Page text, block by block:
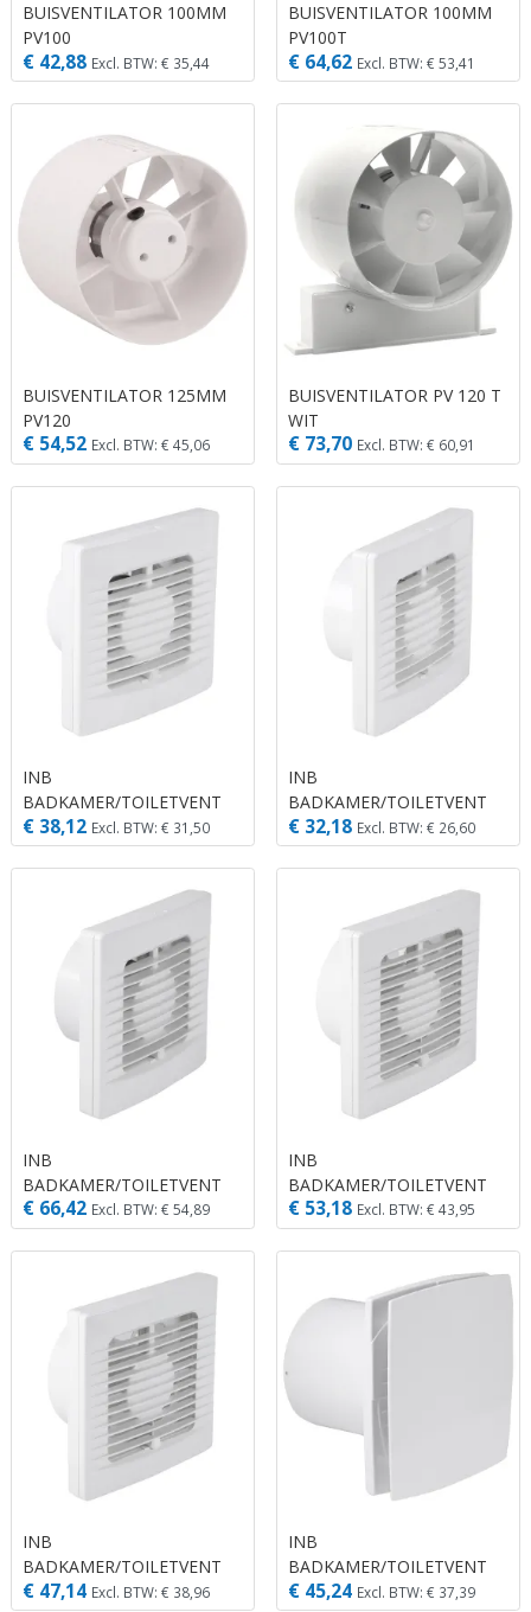
BUISVENTILATOR 100MM
PV100
€ 42,88 Excl. BTW: € 35,44
BUISVENTILATOR 100MM
PV100T
€ 64,62 Excl. BTW: € 53,41
BUISVENTILATOR 125MM
PV120
€ 54,52 Excl. BTW: € 45,06
BUISVENTILATOR PV 120 T
WIT
€ 73,70 Excl. BTW: € 60,91
INB
BADKAMER/TOILETVENT
EF100 TIMER WIT
€ 38,12 Excl. BTW: € 31,50
INB
BADKAMER/TOILETVENT
EF100 WIT
€ 32,18 Excl. BTW: € 26,60
INB
BADKAMER/TOILETVENT
EF100VOCHT/TIMWT
€ 66,42 Excl. BTW: € 54,89
INB
BADKAMER/TOILETVENT
EF120 TIMER WIT
€ 53,18 Excl. BTW: € 43,95
INB
BADKAMER/TOILETVENT
EF120 WIT
€ 47,14 Excl. BTW: € 38,96
INB
BADKAMER/TOILETVENT
LD100 WIT
€ 45,24 Excl. BTW: € 37,39